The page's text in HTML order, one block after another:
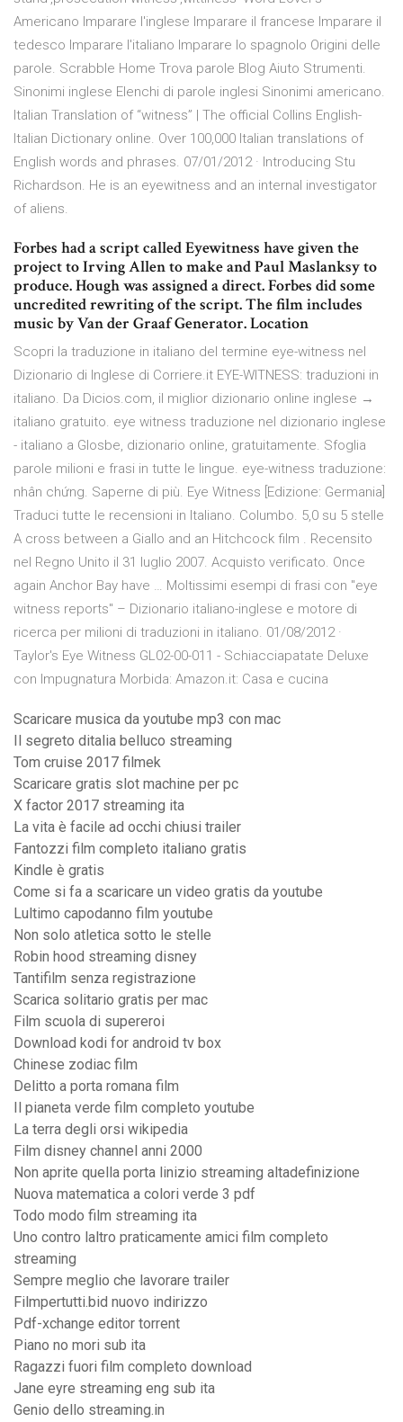
Americano Imparare l'inglese Imparare il francese Imparare il
tedesco Imparare l'italiano Imparare lo spagnolo Origini delle
parole. Scrabble Home Trova parole Blog Aiuto Strumenti.
Sinonimi inglese Elenchi di parole inglesi Sinonimi americano.
Italian Translation of “witness” | The official Collins English-
Italian Dictionary online. Over 100,000 Italian translations of
English words and phrases. 07/01/2012 · Introducing Stu
Richardson. He is an eyewitness and an internal investigator
of aliens.
Forbes had a script called Eyewitness have given the
project to Irving Allen to make and Paul Maslanksy to
produce. Hough was assigned a direct. Forbes did some
uncredited rewriting of the script. The film includes
music by Van der Graaf Generator. Location
Scopri la traduzione in italiano del termine eye-witness nel
Dizionario di Inglese di Corriere.it EYE-WITNESS: traduzioni in
italiano. Da Dicios.com, il miglior dizionario online inglese →
italiano gratuito. eye witness traduzione nel dizionario inglese
- italiano a Glosbe, dizionario online, gratuitamente. Sfoglia
parole milioni e frasi in tutte le lingue. eye-witness traduzione:
nhân chứng. Saperne di più. Eye Witness [Edizione: Germania]
Traduci tutte le recensioni in Italiano. Columbo. 5,0 su 5 stelle
A cross between a Giallo and an Hitchcock film . Recensito
nel Regno Unito il 31 luglio 2007. Acquisto verificato. Once
again Anchor Bay have … Moltissimi esempi di frasi con "eye
witness reports" – Dizionario italiano-inglese e motore di
ricerca per milioni di traduzioni in italiano. 01/08/2012 ·
Taylor's Eye Witness GL02-00-011 - Schiacciapatate Deluxe
con Impugnatura Morbida: Amazon.it: Casa e cucina
Scaricare musica da youtube mp3 con mac
Il segreto ditalia belluco streaming
Tom cruise 2017 filmek
Scaricare gratis slot machine per pc
X factor 2017 streaming ita
La vita è facile ad occhi chiusi trailer
Fantozzi film completo italiano gratis
Kindle è gratis
Come si fa a scaricare un video gratis da youtube
Lultimo capodanno film youtube
Non solo atletica sotto le stelle
Robin hood streaming disney
Tantifilm senza registrazione
Scarica solitario gratis per mac
Film scuola di supereroi
Download kodi for android tv box
Chinese zodiac film
Delitto a porta romana film
Il pianeta verde film completo youtube
La terra degli orsi wikipedia
Film disney channel anni 2000
Non aprite quella porta linizio streaming altadefinizione
Nuova matematica a colori verde 3 pdf
Todo modo film streaming ita
Uno contro laltro praticamente amici film completo
streaming
Sempre meglio che lavorare trailer
Filmpertutti.bid nuovo indirizzo
Pdf-xchange editor torrent
Piano no mori sub ita
Ragazzi fuori film completo download
Jane eyre streaming eng sub ita
Genio dello streaming.in